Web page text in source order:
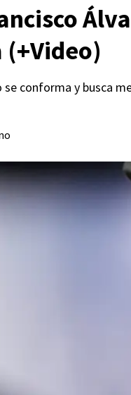
se conforma y busca